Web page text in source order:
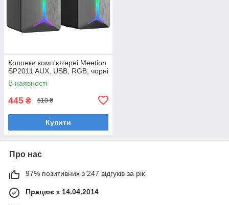
Колонки комп'ютерні Meetion
SP2011 AUX, USB, RGB, чорні
В наявності
445 ₴ 510 ₴
Купити
Про нас
97% позитивних з 247 відгуків за рік
Працює з 14.04.2014